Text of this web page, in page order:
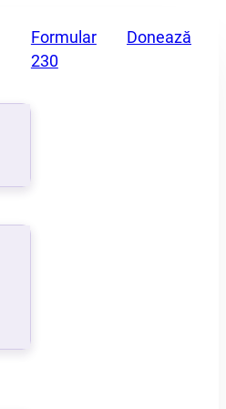
Formular
230
Donează